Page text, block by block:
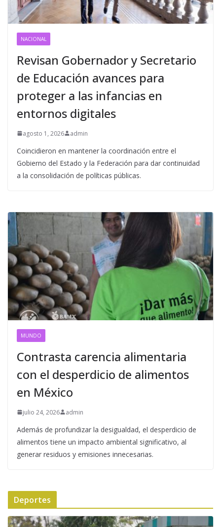
NACIONAL
Revisan Gobernador y Secretario
de Educación avances para
proteger a las infancias en
entornos digitales
agosto 1, 2026 admin
Coincidieron en mantener la coordinación entre el
Gobierno del Estado y la Federación para dar continuidad
a la consolidación de políticas públicas.
MUNDO
Contrasta carencia alimentaria
con el desperdicio de alimentos
en México
julio 24, 2026 admin
Además de profundizar la desigualdad, el desperdicio de
alimentos tiene un impacto ambiental significativo, al
generar residuos y emisiones innecesarias.
Deportes